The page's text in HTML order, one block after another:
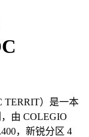
TERRIT）是一本
由 COLEGIO
，新锐分区 4